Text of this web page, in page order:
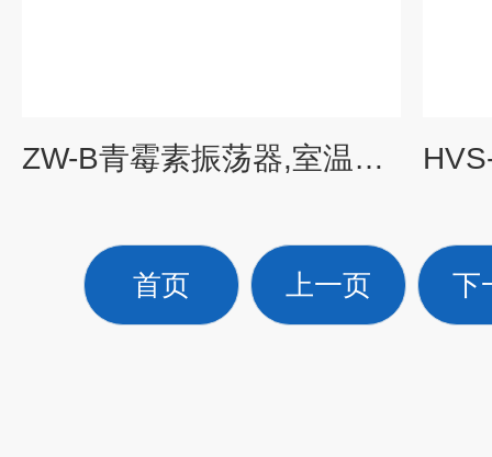
ZW-B青霉素振荡器,室温振荡器
首页 上一页 下